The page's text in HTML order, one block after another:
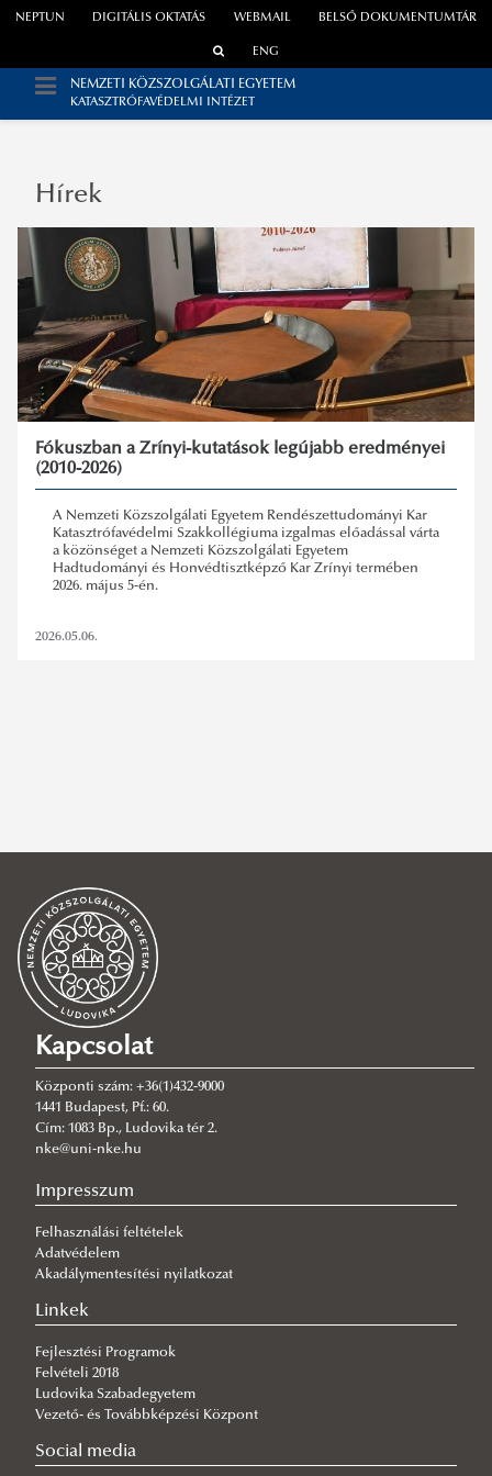
WEBMAIL
NEPTUN DIGITÁLIS OKTATÁS BELSŐ DOKUMENTUMTÁR
ENG
NEMZETI KÖZSZOLGÁLATI EGYETEM
KATASZTRÓFAVÉDELMI INTÉZET
zrínyi-kutatások
Hírek
Fókuszban a Zrínyi-kutatások legújabb eredményei
(2010-2026)
A Nemzeti Közszolgálati Egyetem Rendészettudományi Kar
Katasztrófavédelmi Szakkollégiuma izgalmas előadással várta
a közönséget a Nemzeti Közszolgálati Egyetem
Hadtudományi és Honvédtisztképző Kar Zrínyi termében
2026. május 5-én.
2026.05.06.
Kapcsolat
Központi szám: +36(1)432-9000
1441 Budapest, Pf.: 60.
Cím: 1083 Bp., Ludovika tér 2.
nke@uni-nke.hu
Impresszum
Felhasználási feltételek
Adatvédelem
Akadálymentesítési nyilatkozat
Linkek
Fejlesztési Programok
Felvételi 2018
Ludovika Szabadegyetem
Vezető- és Továbbképzési Központ
Social media